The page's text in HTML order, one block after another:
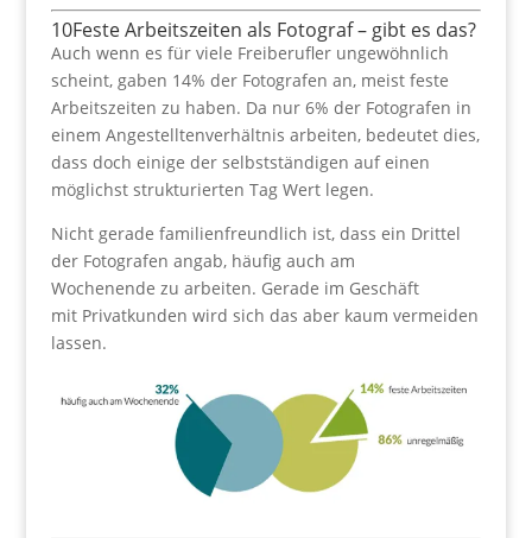
10Feste Arbeitszeiten als Fotograf – gibt es das?
Auch wenn es für viele Freiberufler ungewöhnlich
scheint, gaben 14% der Fotografen an, meist feste
Arbeitszeiten zu haben. Da nur 6% der Fotografen in
einem Angestelltenverhältnis arbeiten, bedeutet dies,
dass doch einige der selbstständigen auf einen
möglichst strukturierten Tag Wert legen.
Nicht gerade familienfreundlich ist, dass ein Drittel
der Fotografen angab, häufig auch am
Wochenende zu arbeiten. Gerade im Geschäft
mit Privatkunden wird sich das aber kaum vermeiden
lassen.